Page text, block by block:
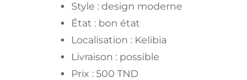
Style : design moderne
État : bon état
Localisation : Kelibia
Livraison : possible
Prix : 500 TND